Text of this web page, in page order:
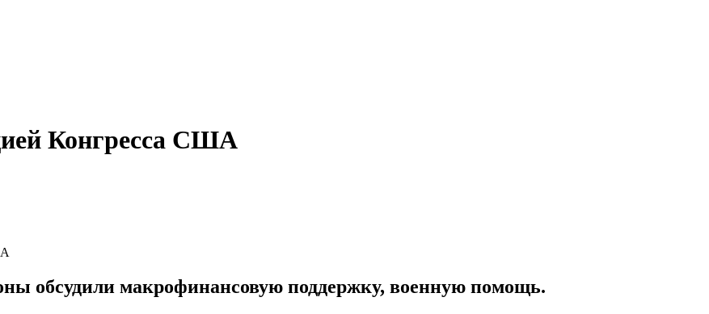
Конгресса США
обсудили макрофинансовую поддержку, военную помощь.